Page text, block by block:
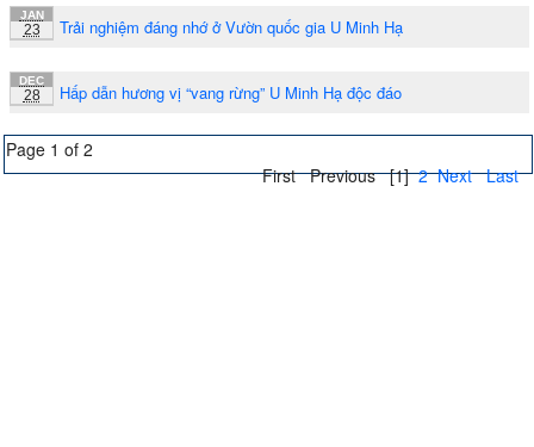
JAN
23 Trải nghiệm đáng nhớ ở Vườn quốc gia U Minh Hạ
DEC
28 Hấp dẫn hương vị “vang rừng” U Minh Hạ độc đáo
Page 1 of 2
First Previous [1] 2 Next Last